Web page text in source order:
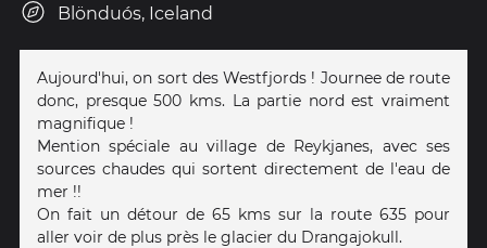
Blönduós, Iceland
Aujourd'hui, on sort des Westfjords ! Journee de route
donc, presque 500 kms. La partie nord est vraiment
magnifique !
Mention spéciale au village de Reykjanes, avec ses
sources chaudes qui sortent directement de l'eau de
mer !!
On fait un détour de 65 kms sur la route 635 pour
aller voir de plus près le glacier du Drangajokull.